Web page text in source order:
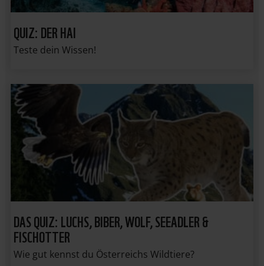
QUIZ: DER HAI
Teste dein Wissen!
DAS QUIZ: LUCHS, BIBER, WOLF, SEEADLER &
FISCHOTTER
Wie gut kennst du Österreichs Wildtiere?